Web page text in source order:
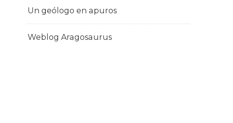
Un geólogo en apuros
Weblog Aragosaurus